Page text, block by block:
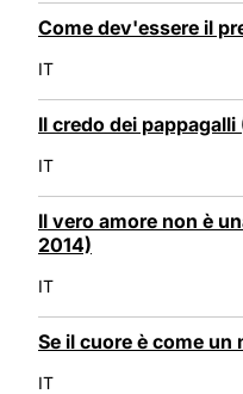
Come dev'essere il
IT
Il credo dei
IT
Il vero amore non è
2014)
IT
Se il cuore è come un
IT